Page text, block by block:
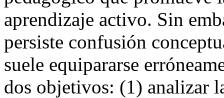
aprendizaje activo. Sin
persiste confusión
suele equipararse
dos objetivos: (1) analizar